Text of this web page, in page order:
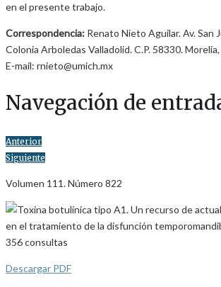
en el presente trabajo.
Correspondencia: Renato Nieto Aguilar. Av. San
Colonia Arboledas Valladolid. C.P. 58330.
E-mail: rnieto@umich.mx
Navegación de
Anterior
Siguiente
Volumen 111. Número 822
356consultas
Descargar PDF